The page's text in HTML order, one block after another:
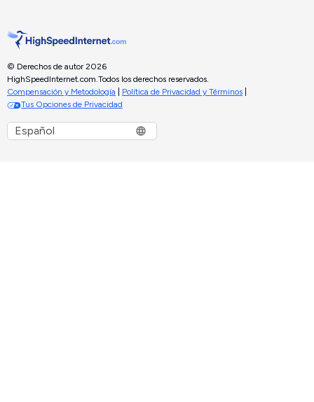
© Derechos de autor 2026
HighSpeedInternet.com.Todos los derechos reservados.
Compensación y Metodología
Política de Privacidad y Términos
Tus Opciones de Privacidad